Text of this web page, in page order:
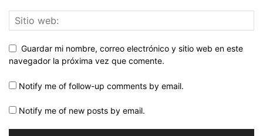
Guardar mi nombre, correo electrónico y sitio web en este
navegador la próxima vez que comente.
Notify me of follow-up comments by email.
Notify me of new posts by email.